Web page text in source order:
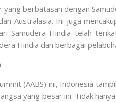
berbatasan dengan
Australasia. Ini juga
Samudera Hindia telah
Hindia dan berbagai
(AABS) ini, Indonesia
yang besar ini. Tidak